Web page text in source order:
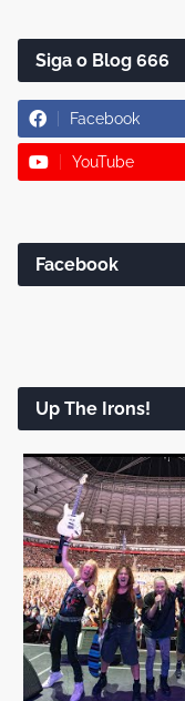
Siga o Blog 666
Facebook
YouTube
Facebook
Up The Irons!